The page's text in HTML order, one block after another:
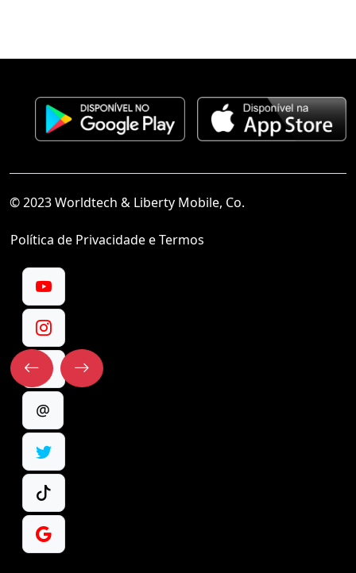
© 2023 Worldtech & Liberty Mobile, Co.
Política de Privacidade e Termos
@